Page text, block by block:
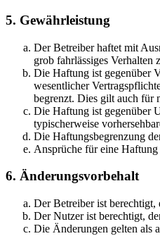
5. Gewährleistung
Der Betreiber haftet mit
grob fahrlässiges Verhalten
Die Haftung ist gegenüber
wesentlicher
begrenzt. Dies gilt auch für
Die Haftung ist gegenüber
typischerweise
Die Haftungsbegrenzung
Ansprüche für eine
6. Änderungsvorbehalt
Der Betreiber ist
Der Nutzer ist berechtigt,
Die Änderungen gelten als